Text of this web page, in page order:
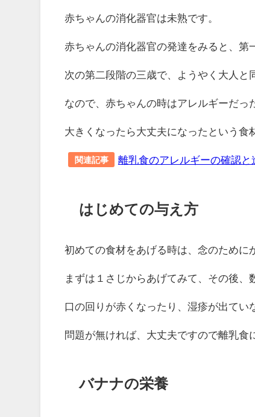
赤ちゃんの消化器官は未熟です。
赤ちゃんの消化器官の発達をみると、第
次の第二段階の三歳で、ようやく大人と
なので、赤ちゃんの時はアレルギーだっ
大きくなったら大丈夫になったという食
関連記事 離乳食のアレルギーの確認
はじめての与え方
初めての食材をあげる時は、念のために
まずは１さじからあげてみて、その後、
口の回りが赤くなったり、湿疹が出てい
問題が無ければ、大丈夫ですので離乳食
バナナの栄養